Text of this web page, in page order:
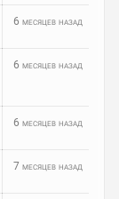
6 месяцев назад
6 месяцев назад
6 месяцев назад
7 месяцев назад